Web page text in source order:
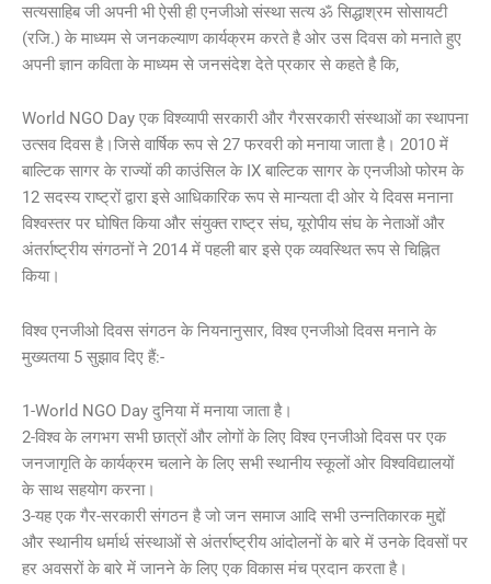
सत्यसाहिब जी अपनी भी ऐसी ही एनजीओ संस्था सत्य ॐ सिद्धाश्रम सोसायटी
(रजि.) के माध्यम से जनकल्याण कार्यक्रम करते है ओर उस दिवस को मनाते हुए
अपनी ज्ञान कविता के माध्यम से जनसंदेश देते प्रकार से कहते है कि,
World NGO Day एक विश्व्यापी सरकारी और गैरसरकारी संस्थाओं का स्थापना
उत्सव दिवस है।जिसे वार्षिक रूप से 27 फरवरी को मनाया जाता है। 2010 में
बाल्टिक सागर के राज्यों की काउंसिल के IX बाल्टिक सागर के एनजीओ फोरम के
12 सदस्य राष्ट्रों द्वारा इसे आधिकारिक रूप से मान्यता दी ओर ये दिवस मनाना
विश्वस्तर पर घोषित किया और संयुक्त राष्ट्र संघ, यूरोपीय संघ के नेताओं और
अंतर्राष्ट्रीय संगठनों ने 2014 में पहली बार इसे एक व्यवस्थित रूप से चिह्नित
किया।
विश्व एनजीओ दिवस संगठन के नियनानुसार, विश्व एनजीओ दिवस मनाने के
मुख्यतया 5 सुझाव दिए हैं:-
1-World NGO Day दुनिया में मनाया जाता है।
2-विश्व के लगभग सभी छात्रों और लोगों के लिए विश्व एनजीओ दिवस पर एक
जनजागृति के कार्यक्रम चलाने के लिए सभी स्थानीय स्कूलों ओर विश्वविद्यालयों
के साथ सहयोग करना।
3-यह एक गैर-सरकारी संगठन है जो जन समाज आदि सभी उन्नतिकारक मुद्दों
और स्थानीय धर्मार्थ संस्थाओं से अंतर्राष्ट्रीय आंदोलनों के बारे में उनके दिवसों पर
हर अवसरों के बारे में जानने के लिए एक विकास मंच प्रदान करता है।